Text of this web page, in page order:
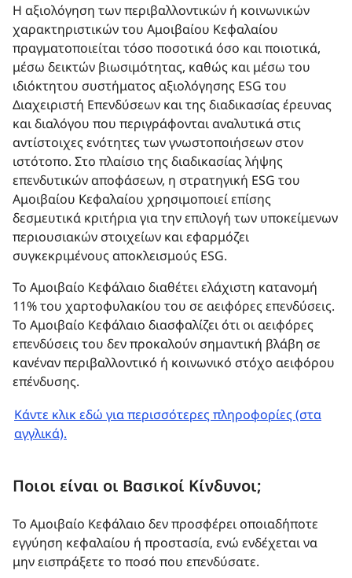
Η αξιολόγηση των περιβαλλοντικών ή κοινωνικών
χαρακτηριστικών του Αμοιβαίου Κεφαλαίου
πραγματοποιείται τόσο ποσοτικά όσο και ποιοτικά,
μέσω δεικτών βιωσιμότητας, καθώς και μέσω του
ιδιόκτητου συστήματος αξιολόγησης ESG του
Διαχειριστή Επενδύσεων και της διαδικασίας έρευνας
και διαλόγου που περιγράφονται αναλυτικά στις
αντίστοιχες ενότητες των γνωστοποιήσεων στον
ιστότοπο. Στο πλαίσιο της διαδικασίας λήψης
επενδυτικών αποφάσεων, η στρατηγική ESG του
Αμοιβαίου Κεφαλαίου χρησιμοποιεί επίσης
δεσμευτικά κριτήρια για την επιλογή των υποκείμενων
περιουσιακών στοιχείων και εφαρμόζει
συγκεκριμένους αποκλεισμούς ESG.
Το Αμοιβαίο Κεφάλαιο διαθέτει ελάχιστη κατανομή
11% του χαρτοφυλακίου του σε αειφόρες επενδύσεις.
Το Αμοιβαίο Κεφάλαιο διασφαλίζει ότι οι αειφόρες
επενδύσεις του δεν προκαλούν σημαντική βλάβη σε
κανέναν περιβαλλοντικό ή κοινωνικό στόχο αειφόρου
επένδυσης.
Κάντε κλικ εδώ για περισσότερες πληροφορίες (στα
αγγλικά).
Ποιοι είναι οι Βασικοί Κίνδυνοι;
Το Αμοιβαίο Κεφάλαιο δεν προσφέρει οποιαδήποτε
εγγύηση κεφαλαίου ή προστασία, ενώ ενδέχεται να
μην εισπράξετε το ποσό που επενδύσατε.